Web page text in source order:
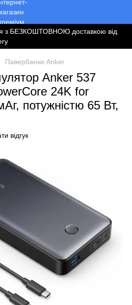
з БЕЗКОШТОВНОЮ доставкою від
Павербанки Anker
Anker 537
24K for
потужністю 65 Вт,
відгук